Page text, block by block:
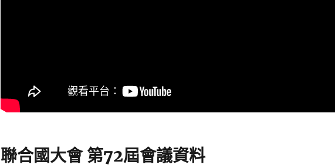
聯合國大會 第72屆會議資料